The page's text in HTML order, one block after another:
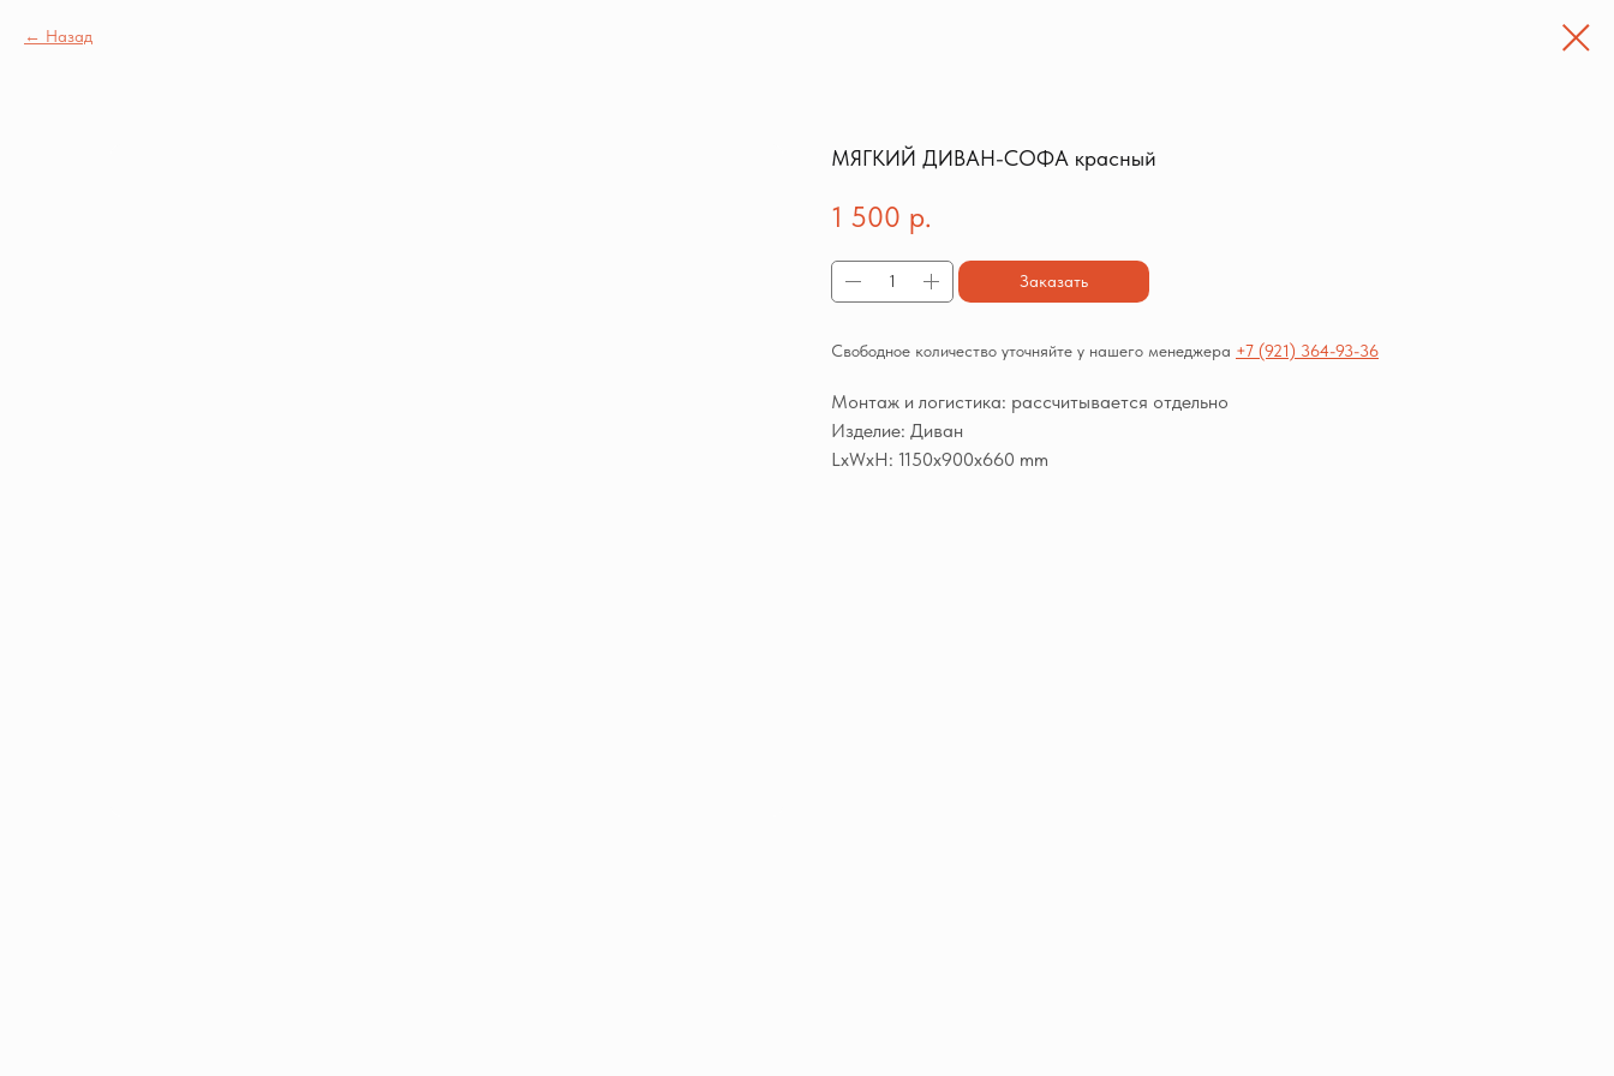
Назад
МЯГКИЙ ДИВАН-СОФА красный
1 500 р.
Заказать
Свободное количество уточняйте у нашего менеджера +7 (921) 364-93-36
Монтаж и логистика: рассчитывается отдельно
Изделие: Диван
LxWxH: 1150x900x660 mm